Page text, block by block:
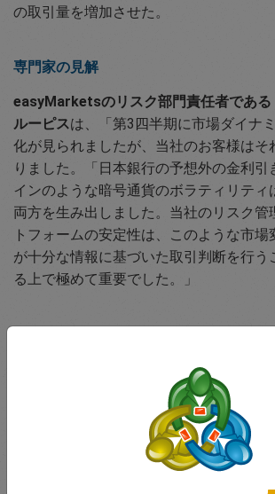
の取引量を増加させた。
専門家の見解
easyMarketsのリスク部門責任者である
ルーピスは、「第3四半期に市場ダイナ
化が見られましたが、当社のお客様はそ
りました。「日本銀行の予想外の金利引
インのような暗号通貨のボラティリティ
両方を生み出しました。当社のリスク管
トフォームの安定性は、このような市
が十分な情報に基づいた取引判断を行う
る上で極めて重要でした。」
easyMarketsは、革新的なツールと卓越
レーダーに力を与え続け、ダイナミック
る市場機会を活用する能力を保証します
の成功をサポートする安定的で迅速な取
ことに引き続き全力を尽くします。